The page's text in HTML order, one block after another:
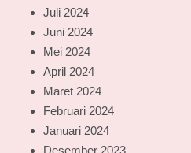
Juli 2024
Juni 2024
Mei 2024
April 2024
Maret 2024
Februari 2024
Januari 2024
Desember 2023